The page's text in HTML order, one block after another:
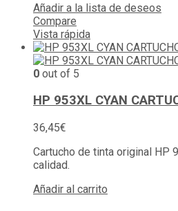
Añadir a la lista de deseos
Compare
Vista rápida
0 out of 5
HP 953XL CYAN
36,45€
Cartucho de tinta original HP
calidad.
Añadir al carrito